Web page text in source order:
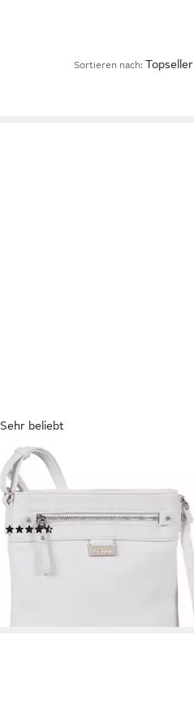
Sortieren nach: Topseller
Sehr beliebt
GABOR
Umhängetasche Ina, aus griffigem
Lederimitat, handlich und superleicht
für den Alltag
41,05 € UVP49,99 €